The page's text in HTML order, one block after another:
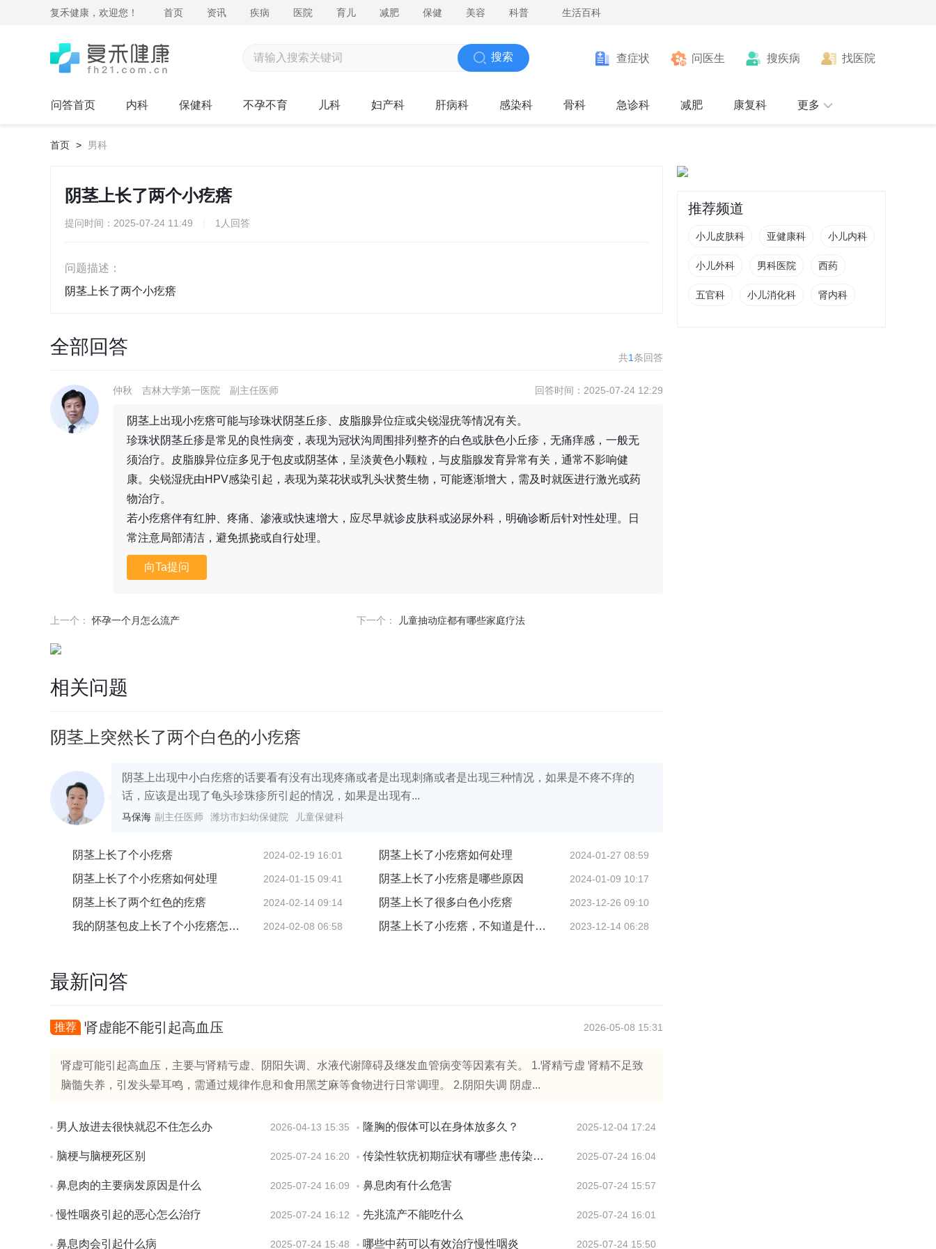
复禾健康，欢迎您！ 首页 资讯 疾病 医院 育儿 减肥 保健 美容 科普 生活百科
搜索 找医院
搜疾病
问医生
查症状
问答首页 内科 保健科 不孕不育 儿科 妇产科 肝病科 感染科 骨科 急诊科 减肥 康复科 更多
首页 > 男科
阴茎上长了两个小疙瘩
提问时间：2025-07-24 11:49 1人回答
问题描述：
阴茎上长了两个小疙瘩
全部回答 共1 条回答
仲秋 吉林大学第一医院 副主任医师 回答时间：2025-07-24 12:29
阴茎上出现小疙瘩可能与珍珠状阴茎丘疹、皮脂腺异位症或尖锐湿疣等情况有关。
珍珠状阴茎丘疹是常见的良性病变，表现为冠状沟周围排列整齐的白色或肤色小丘疹，无痛痒感，一般无
须治疗。皮脂腺异位症多见于包皮或阴茎体，呈淡黄色小颗粒，与皮脂腺发育异常有关，通常不影响健
康。尖锐湿疣由HPV感染引起，表现为菜花状或乳头状赘生物，可能逐渐增大，需及时就医进行激光或药
物治疗。
若小疙瘩伴有红肿、疼痛、渗液或快速增大，应尽早就诊皮肤科或泌尿外科，明确诊断后针对性处理。日
常注意局部清洁，避免抓挠或自行处理。
向Ta提问
上一个： 怀孕一个月怎么流产 下一个： 儿童抽动症都有哪些家庭疗法
相关问题
阴茎上突然长了两个白色的小疙瘩
阴茎上出现中小白疙瘩的话要看有没有出现疼痛或者是出现刺痛或者是出现三种情况，如果是不疼不痒的
话，应该是出现了龟头珍珠疹所引起的情况，如果是出现有...
马保海 副主任医师 潍坊市妇幼保健院 儿童保健科
阴茎上长了个小疙瘩 2024-02-19 16:01 阴茎上长了小疙瘩如何处理 2024-01-27 08:59
阴茎上长了个小疙瘩如何处理 2024-01-15 09:41 阴茎上长了小疙瘩是哪些原因 2024-01-09 10:17
阴茎上长了两个红色的疙瘩 2024-02-14 09:14 阴茎上长了很多白色小疙瘩 2023-12-26 09:10
我的阴茎包皮上长了个小疙瘩怎么办 2024-02-08 06:58 阴茎上长了小疙瘩，不知道是什么? 2023-12-14 06:28
最新问答
推荐 肾虚能不能引起高血压 2026-05-08 15:31
肾虚可能引起高血压，主要与肾精亏虚、阴阳失调、水液代谢障碍及继发血管病变等因素有关。 1.肾精亏虚 肾精不足致
脑髓失养，引发头晕耳鸣，需通过规律作息和食用黑芝麻等食物进行日常调理。 2.阴阳失调 阴虚...
男人放进去很快就忍不住怎么办 2026-04-13 15:35 隆胸的假体可以在身体放多久？ 2025-12-04 17:24
脑梗与脑梗死区别 2025-07-24 16:20 传染性软疣初期症状有哪些 患传染性软疣会有疼痛感吗 2025-07-24 16:04
鼻息肉的主要病发原因是什么 2025-07-24 16:09 鼻息肉有什么危害 2025-07-24 15:57
慢性咽炎引起的恶心怎么治疗 2025-07-24 16:12 先兆流产不能吃什么 2025-07-24 16:01
鼻息肉会引起什么病 2025-07-24 15:48 哪些中药可以有效治疗慢性咽炎 2025-07-24 15:50
推荐频道
小儿皮肤科 亚健康科 小儿内科
小儿外科 男科医院 西药
五官科 小儿消化科 肾内科